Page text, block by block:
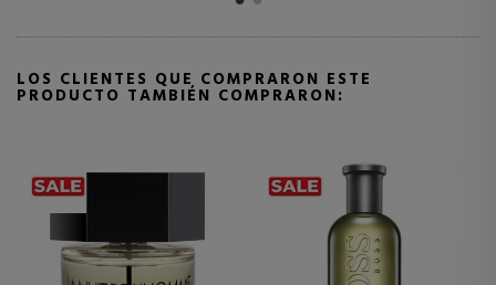
LOS CLIENTES QUE COMPRARON ESTE
PRODUCTO TAMBIÉN COMPRARON: